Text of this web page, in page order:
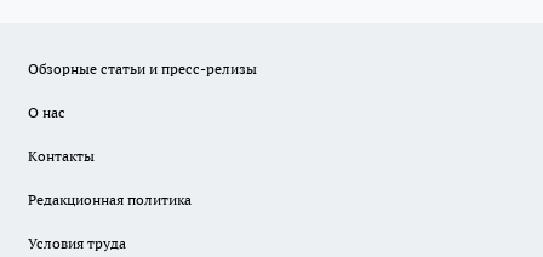
Обзорные статьи и пресс-релизы
О нас
Контакты
Редакционная политика
Условия труда